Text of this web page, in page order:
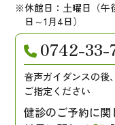
休館日：土曜日（午
日～1月4日）
0742-33-
音声ガイダンスの後
ご指定ください
健診のご予約に関